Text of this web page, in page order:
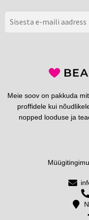
Meie soov on pakkuda
proffidele kui
nopped looduse ja